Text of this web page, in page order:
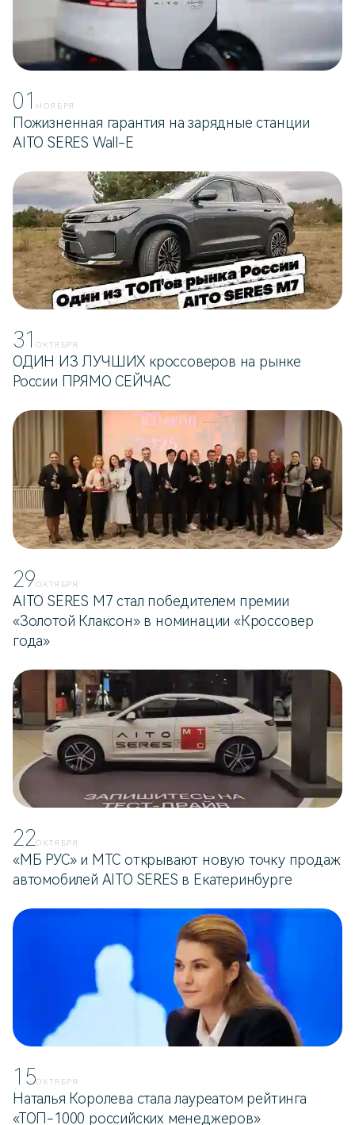
01 НОЯБРЯ
Пожизненная гарантия на зарядные станции
AITO SERES Wall-E
31ОКТЯБРЯ
ОДИН ИЗ ЛУЧШИХ кроссоверов на рынке
России ПРЯМО СЕЙЧАС
29ОКТЯБРЯ
AITO SERES M7 стал победителем премии
«Золотой Клаксон» в номинации «Кроссовер
года»
22ОКТЯБРЯ
«МБ РУС» и МТС открывают новую точку продаж
автомобилей AITO SERES в Екатеринбурге
15ОКТЯБРЯ
Наталья Королева стала лауреатом рейтинга
«ТОП-1000 российских менеджеров»